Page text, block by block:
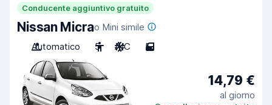
Conducente aggiuntivo gratuito
Nissan Micrao Mini simile
Automatico
5 A/C 5
14,79 €
al giorno